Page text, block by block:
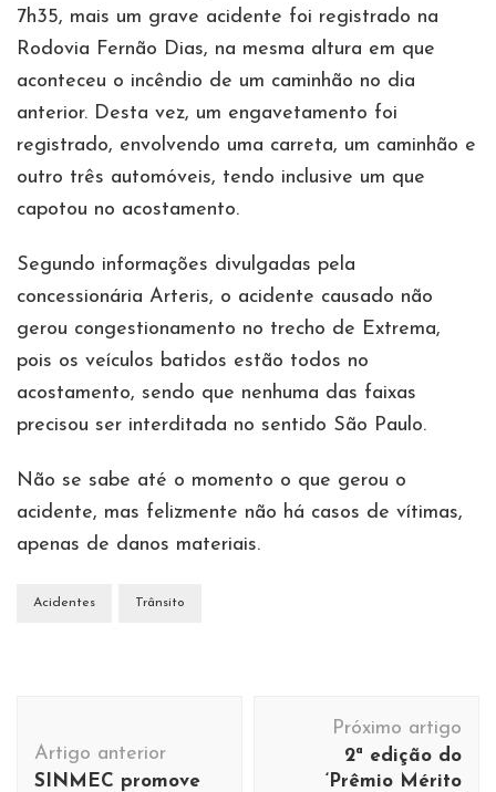
7h35, mais um grave acidente foi registrado na
Rodovia Fernão Dias, na mesma altura em que
aconteceu o incêndio de um caminhão no dia
anterior. Desta vez, um engavetamento foi
registrado, envolvendo uma carreta, um caminhão e
outro três automóveis, tendo inclusive um que
capotou no acostamento.
Segundo informações divulgadas pela
concessionária Arteris, o acidente causado não
gerou congestionamento no trecho de Extrema,
pois os veículos batidos estão todos no
acostamento, sendo que nenhuma das faixas
precisou ser interditada no sentido São Paulo.
Não se sabe até o momento o que gerou o
acidente, mas felizmente não há casos de vítimas,
apenas de danos materiais.
Acidentes Trânsito
de
post
Artigo anterior
SINMEC promove
Próximo artigo
2ª edição do
‘Prêmio Mérito